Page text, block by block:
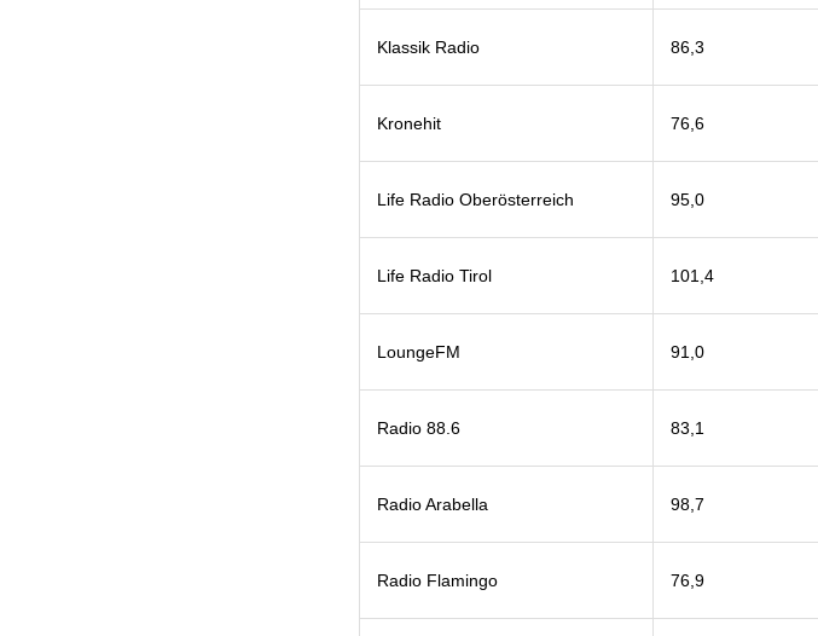
Klassik Radio 86,3
Kronehit 76,6
Life Radio Oberösterreich 95,0
Life Radio Tirol 101,4
LoungeFM 91,0
Radio 88.6 83,1
Radio Arabella 98,7
Radio Flamingo 76,9